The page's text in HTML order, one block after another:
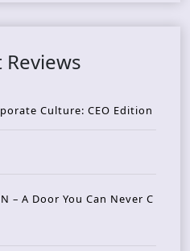
Reviews
Culture: CEO Edition
– A Door You Can Never C